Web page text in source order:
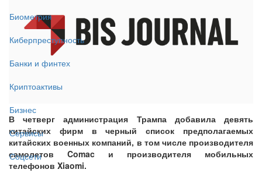
Биометрия
Киберпреступность
Банки и финтех
Криптоактивы
Бизнес
Сервисы
Соцсети
В четверг администрация Трампа добавила девять
китайских фирм в черный список предполагаемых
китайских военных компаний, в том числе производителя
самолетов Comac и производителя мобильных
телефонов Xiaomi.